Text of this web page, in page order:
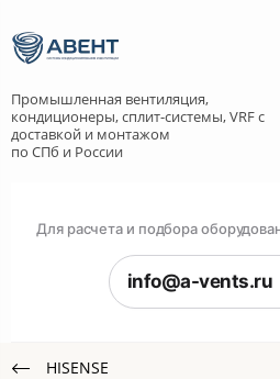
Промышленная вентиляция,
кондиционеры, сплит-системы, VRF с
доставкой и монтажом
по СПб и России
Для расчета и подбора
info@a-vents.ru
HISENSE